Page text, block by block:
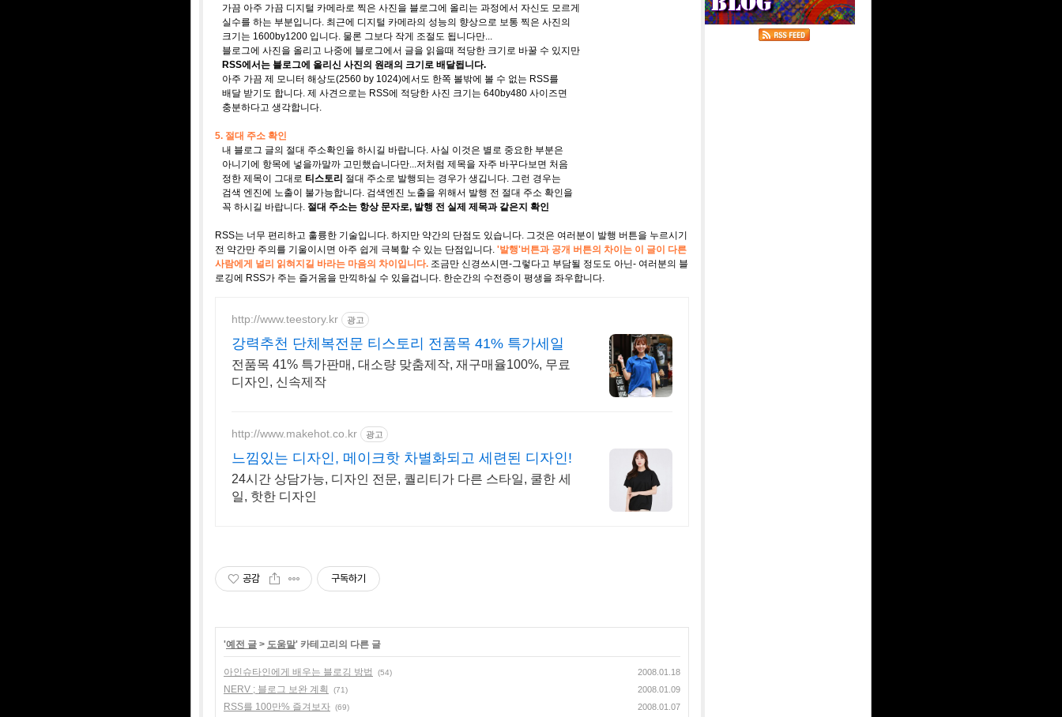
가끔 아주 가끔 디지털 카메라로 찍은 사진을 블로그에 올리는 과정에서 자신도 모르게
실수를 하는 부분입니다. 최근에 디지털 카메라의 성능의 향상으로 보통 찍은 사진의
크기는 1600by1200 입니다. 물론 그보다 작게 조절도 됩니다만...
블로그에 사진을 올리고 나중에 블로그에서 글을 읽을때 적당한 크기로 바꿀 수 있지만
RSS에서는 블로그에 올리신 사진의 원래의 크기로 배달됩니다.
아주 가끔 제 모니터 해상도(2560 by 1024)에서도 한쪽 볼밖에 볼 수 없는 RSS를
배달 받기도 합니다. 제 사견으로는 RSS에 적당한 사진 크기는 640by480 사이즈면
충분하다고 생각합니다.
5. 절대 주소 확인
내 블로그 글의 절대 주소확인을 하시길 바랍니다. 사실 이것은 별로 중요한 부분은
아니기에 항목에 넣을까말까 고민했습니다만...저처럼 제목을 자주 바꾸다보면 처음
정한 제목이 그대로 티스토리 절대 주소로 발행되는 경우가 생깁니다. 그런 경우는
검색 엔진에 노출이 불가능합니다. 검색엔진 노출을 위해서 발행 전 절대 주소 확인을
꼭 하시길 바랍니다. 절대 주소는 항상 문자로, 발행 전 실제 제목과 같은지 확인
RSS는 너무 편리하고 훌륭한 기술입니다. 하지만 약간의 단점도 있습니다. 그것은 여러분이 발행 버튼을 누르시기
전 약간만 주의를 기울이시면 아주 쉽게 극복할 수 있는 단점입니다. '발행'버튼과 공개 버튼의 차이는 이 글이 다른
사람에게 널리 읽혀지길 바라는 마음의 차이입니다. 조금만 신경쓰시면-그렇다고 부담될 정도도 아닌- 여러분의 블
로깅에 RSS가 주는 즐거움을 만끽하실 수 있을겁니다. 한순간의 수전증이 평생을 좌우합니다.
http://www.teestory.kr 광고
강력추천 단체복전문 티스토리 전품목 41% 특가세일
전품목 41% 특가판매, 대소량 맞춤제작, 재구매율100%, 무료
디자인, 신속제작
http://www.makehot.co.kr 광고
느낌있는 디자인, 메이크핫 차별화되고 세련된 디자인!
24시간 상담가능, 디자인 전문, 퀄리티가 다른 스타일, 쿨한 세
일, 핫한 디자인
공감 구독하기
'예전 글 > 도움말' 카테고리의 다른 글
아인슈타인에게 배우는 블로깅 방법 (54) 2008.01.18
NERV ; 블로그 보완 계획 (71) 2008.01.09
RSS를 100만% 즐겨보자 (69) 2008.01.07